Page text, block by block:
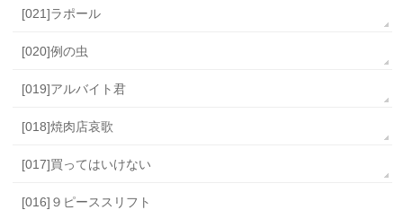
[021]ラポール
[020]例の虫
[019]アルバイト君
[018]焼肉店哀歌
[017]買ってはいけない
[016]９ピーススリフト